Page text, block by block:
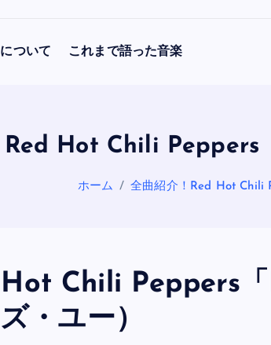
ついて これまで語った音楽
Hot Chili Peppers
ホーム 全曲紹介！Red Hot Chili
Chili Peppers「
・ユー）